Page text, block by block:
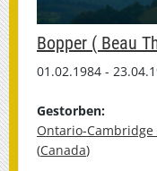
Bopper ( Beau
01.02.1984 -
Gestorben:
Ontario-Cambridge
(Canada)